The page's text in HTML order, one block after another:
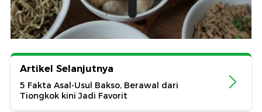
Artikel Selanjutnya
5 Fakta Asal-Usul Bakso, Berawal dari
Tiongkok kini Jadi Favorit